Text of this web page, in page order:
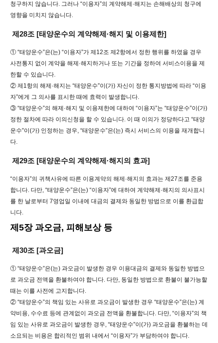
청구하지 않습니다. 그러나 “이용자”의 계약해제·해지는 손해배상의 청구에
영향을 미치지 않습니다.
제28조 [태양운수의 계약해제·해지 및 이용제한]
① “태양운수”은(는) “이용자”가 제12조 제2항에서 정한 행위를 하였을 경우
사전통지 없이 계약을 해제·해지하거나 또는 기간을 정하여 서비스이용을 제
한할 수 있습니다.
② 제1항의 해제·해지는 “태양운수”이(가) 자신이 정한 통지방법에 따라 “이용
자”에게 그 의사를 표시한 때에 효력이 발생합니다.
③ “태양운수”의 해제·해지 및 이용제한에 대하여 “이용자”는 “태양운수”이(가)
정한 절차에 따라 이의신청을 할 수 있습니다. 이 때 이의가 정당하다고 “태양
운수”이(가) 인정하는 경우, “태양운수”은(는) 즉시 서비스의 이용을 재개합니
다.
제29조 [태양운수의 계약해제·해지의 효과]
“이용자”의 귀책사유에 따른 이용계약의 해제·해지의 효과는 제27조를 준용
합니다. 다만, “태양운수”은(는) “이용자”에 대하여 계약해제·해지의 의사표시
를 한 날로부터 7영업일 이내에 대금의 결제와 동일한 방법으로 이를 환급합
니다.
제5장 과오금, 피해보상 등
제30조 [과오금]
① “태양운수”은(는) 과오금이 발생한 경우 이용대금의 결제와 동일한 방법으
로 과오금 전액을 환불하여야 합니다. 다만, 동일한 방법으로 환불이 불가능할
때는 이를 사전에 고지합니다.
② “태양운수”의 책임 있는 사유로 과오금이 발생한 경우 “태양운수”은(는) 계
약비용, 수수료 등에 관계없이 과오금 전액을 환불합니다. 다만, “이용자”의 책
임 있는 사유로 과오금이 발생한 경우, “태양운수”이(가) 과오금을 환불하는 데
소요되는 비용은 합리적인 범위 내에서 “이용자”가 부담하여야 합니다.